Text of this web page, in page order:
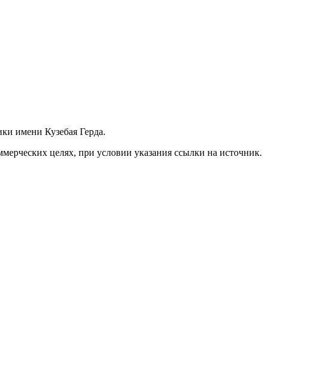
имени Кузебая Герда.
целях, при условии указания ссылки на источник.